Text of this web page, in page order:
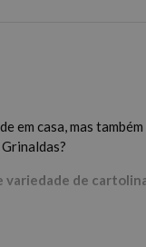
casa, mas
de